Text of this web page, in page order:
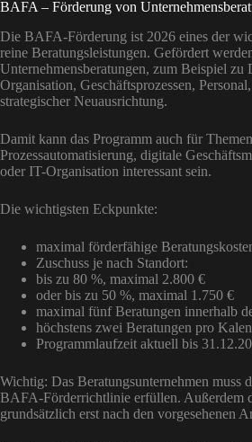
BAFA – Förderung von
Die BAFA-Förderung ist 2026 eines der
reine Beratungsleistungen. Gefördert
Unternehmensberatungen, zum Beispiel zu
Organisation, Geschäftsprozessen,
strategischer Neuausrichtung.
Damit kann das Programm auch für
Prozessautomatisierung, digitale
oder IT-Organisation interessant sein.
Die wichtigsten Eckpunkte:
maximal förderfähige
Zuschuss je nach Standort:
bis zu 80 %, maximal 2.800 €
oder bis zu 50 %, maximal 1.750 €
maximal fünf Beratungen innerhalb
höchstens zwei Beratungen pro
Programmlaufzeit aktuell bis
Wichtig: Das Beratungsunternehmen muss
BAFA-Förderrichtlinie erfüllen. Außerdem
grundsätzlich erst nach den vorgesehenen